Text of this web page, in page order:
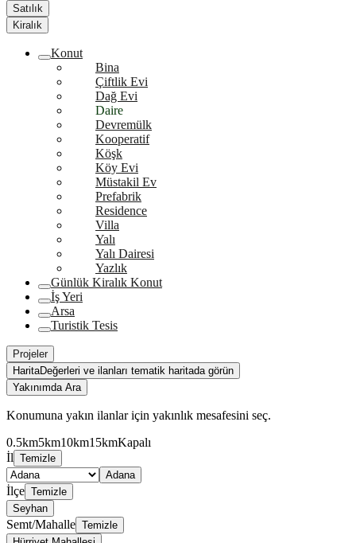
Satılık
Kiralık
Konut
Bina
Çiftlik Evi
Dağ Evi
Daire
Devremülk
Kooperatif
Köşk
Köy Evi
Müstakil Ev
Prefabrik
Residence
Villa
Yalı
Yalı Dairesi
Yazlık
Günlük Kiralık Konut
İş Yeri
Arsa
Turistik Tesis
Projeler
HaritaDeğerleri ve ilanları tematik haritada görün
Yakınımda Ara
Konumuna yakın ilanlar için yakınlık mesafesini seç.
0.5km5km10km15kmKapalı
İl Temizle
Adana
İlçe Temizle
Seyhan
Semt/Mahalle Temizle